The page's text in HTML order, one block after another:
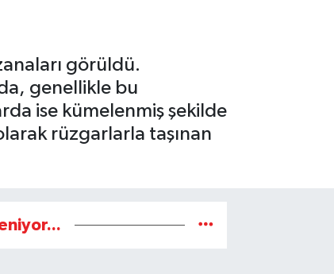
görüldü.
genellikle bu
ise kümelenmiş şekilde
rüzgarlarla taşınan